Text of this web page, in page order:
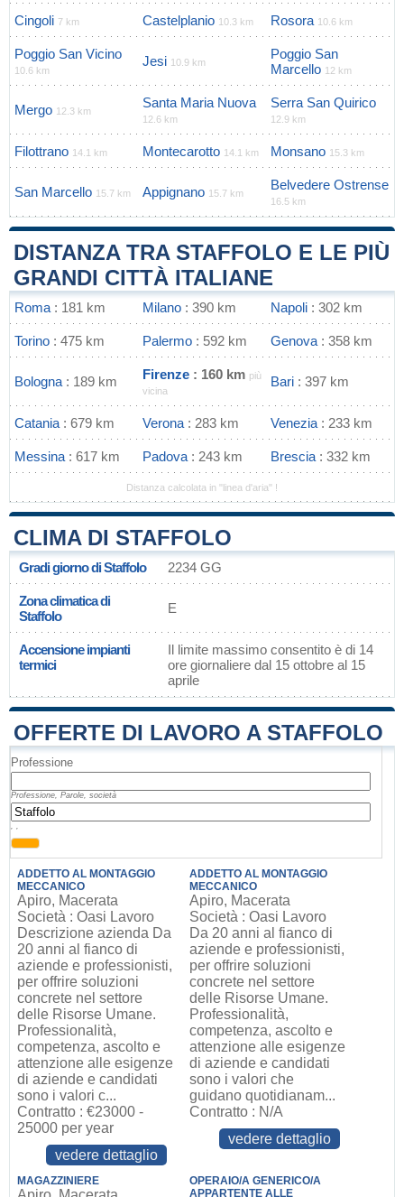
Cingoli 7 km Castelplanio 10.3 km Rosora 10.6 km
Poggio San Vicino
10.6 km
Jesi 10.9 km
Poggio San
Marcello 12 km
Mergo 12.3 km
Santa Maria Nuova
12.6 km
Serra San Quirico
12.9 km
Filottrano 14.1 km Montecarotto 14.1 km Monsano 15.3 km
San Marcello 15.7 km Appignano 15.7 km
Belvedere Ostrense
16.5 km
DISTANZA TRA STAFFOLO E LE PIÙ
GRANDI CITTÀ ITALIANE
Roma : 181 km Milano : 390 km Napoli : 302 km
Torino : 475 km Palermo : 592 km Genova : 358 km
Bologna : 189 km Firenze : 160 km più
vicina
Bari : 397 km
Catania : 679 km Verona : 283 km Venezia : 233 km
Messina : 617 km Padova : 243 km Brescia : 332 km
Distanza calcolata in "linea d'aria" !
CLIMA DI STAFFOLO
Gradi giorno di Staffolo 2234 GG
Zona climatica di
Staffolo
E
Accensione impianti
termici
Il limite massimo consentito è di 14
ore giornaliere dal 15 ottobre al 15
aprile
OFFERTE DI LAVORO A STAFFOLO
Professione
Professione, Parole, società
, ,
ADDETTO AL MONTAGGIO
MECCANICO
Apiro, Macerata
Società : Oasi Lavoro
Descrizione azienda Da
20 anni al fianco di
aziende e professionisti,
per offrire soluzioni
concrete nel settore
delle Risorse Umane.
Professionalità,
competenza, ascolto e
attenzione alle esigenze
di aziende e candidati
sono i valori c...
Contratto : €23000 -
25000 per year
vedere dettaglio
ADDETTO AL MONTAGGIO
MECCANICO
Apiro, Macerata
Società : Oasi Lavoro
Da 20 anni al fianco di
aziende e professionisti,
per offrire soluzioni
concrete nel settore
delle Risorse Umane.
Professionalità,
competenza, ascolto e
attenzione alle esigenze
di aziende e candidati
sono i valori che
guidano quotidianam...
Contratto : N/A
vedere dettaglio
MAGAZZINIERE
OPERAIO/A GENERICO/A
APPARTENTE ALLE